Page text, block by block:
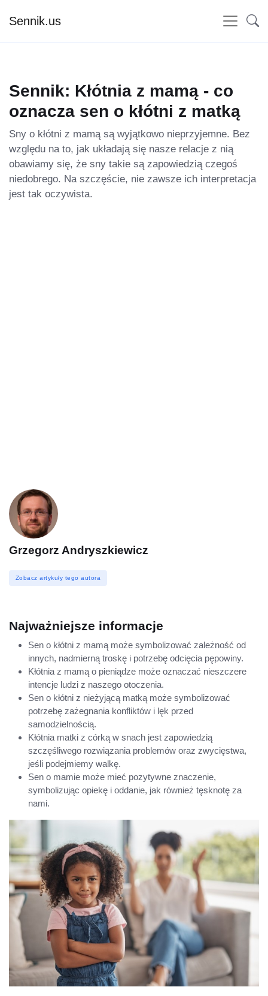
Sennik.us
Sennik: Kłótnia z mamą - co
oznacza sen o kłótni z matką
Sny o kłótni z mamą są wyjątkowo nieprzyjemne. Bez
względu na to, jak układają się nasze relacje z nią
obawiamy się, że sny takie są zapowiedzią czegoś
niedobrego. Na szczęście, nie zawsze ich interpretacja
jest tak oczywista.
Grzegorz Andryszkiewicz
Zobacz artykuły tego autora
Najważniejsze informacje
Sen o kłótni z mamą może symbolizować zależność od
innych, nadmierną troskę i potrzebę odcięcia pępowiny.
Kłótnia z mamą o pieniądze może oznaczać nieszczere
intencje ludzi z naszego otoczenia.
Sen o kłótni z nieżyjącą matką może symbolizować
potrzebę zażegnania konfliktów i lęk przed
samodzielnością.
Kłótnia matki z córką w snach jest zapowiedzią
szczęśliwego rozwiązania problemów oraz zwycięstwa,
jeśli podejmiemy walkę.
Sen o mamie może mieć pozytywne znaczenie,
symbolizując opiekę i oddanie, jak również tęsknotę za
nami.